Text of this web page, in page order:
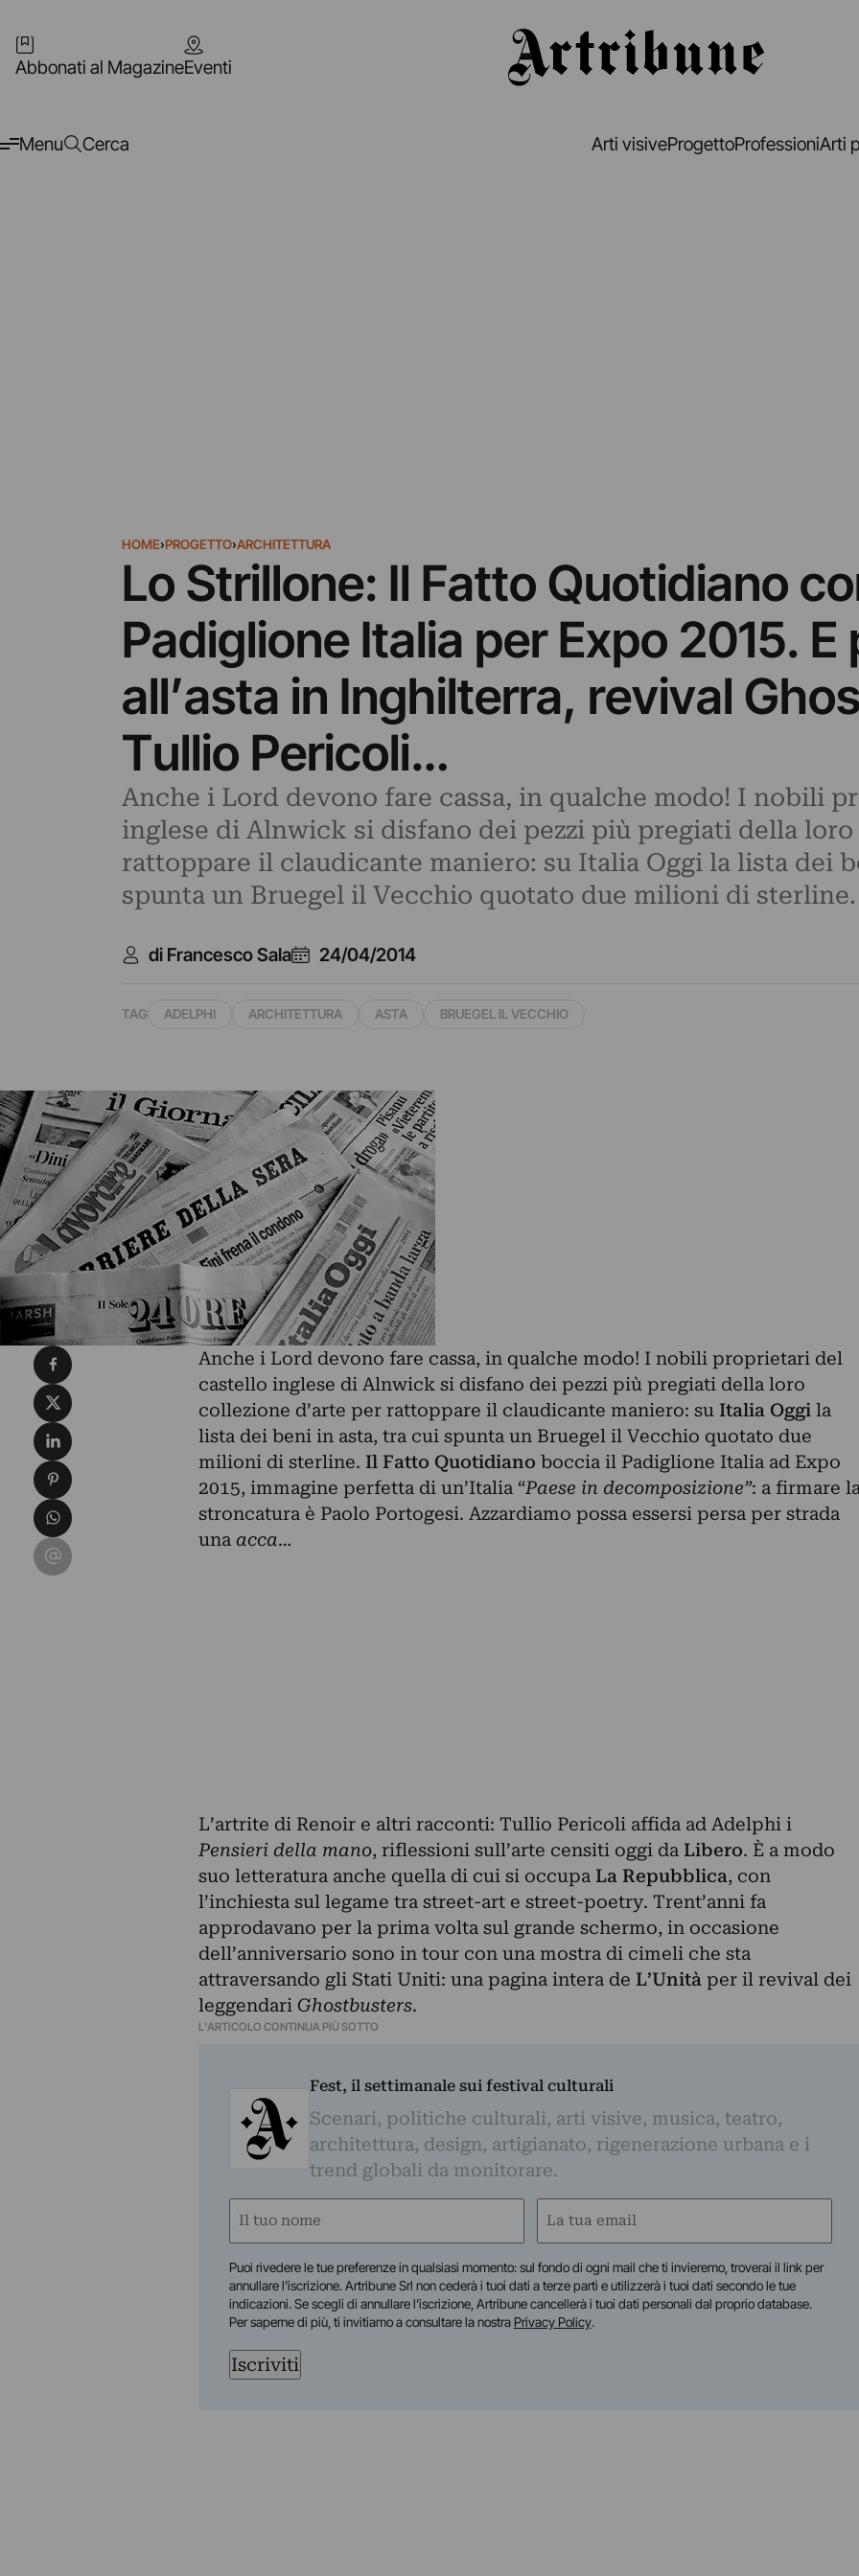
Abbonati al MagazineEventi
Menu Cerca Arti visiveProgettoProfessioniArti
HOME›PROGETTO›ARCHITETTURA
Lo Strillone: Il Fatto Quotidiano
Padiglione Italia per Expo 2015. E
all’asta in Inghilterra, revival
Tullio Pericoli…
Anche i Lord devono fare cassa, in qualche modo! I nobili
inglese di Alnwick si disfano dei pezzi più pregiati della loro
rattoppare il claudicante maniero: su Italia Oggi la lista dei
spunta un Bruegel il Vecchio quotato due milioni di
di Francesco Sala 24/04/2014
TAG ADELPHI ARCHITETTURA ASTA BRUEGEL IL VECCHIO
Anche i Lord devono fare cassa, in qualche modo! I nobili proprietari del
castello inglese di Alnwick si disfano dei pezzi più pregiati della loro
collezione d’arte per rattoppare il claudicante maniero: su Italia Oggi la
lista dei beni in asta, tra cui spunta un Bruegel il Vecchio quotato due
milioni di sterline. Il Fatto Quotidiano boccia il Padiglione Italia ad Expo
2015, immagine perfetta di un’Italia “Paese in decomposizione”: a firmare
stroncatura è Paolo Portogesi. Azzardiamo possa essersi persa per strada
una acca…
L’artrite di Renoir e altri racconti: Tullio Pericoli affida ad Adelphi i
Pensieri della mano, riflessioni sull’arte censiti oggi da Libero. È a modo
suo letteratura anche quella di cui si occupa La Repubblica, con
l’inchiesta sul legame tra street-art e street-poetry. Trent’anni fa
approdavano per la prima volta sul grande schermo, in occasione
dell’anniversario sono in tour con una mostra di cimeli che sta
attraversando gli Stati Uniti: una pagina intera de L’Unità per il revival dei
leggendari Ghostbusters.
L'ARTICOLO CONTINUA PIÙ SOTTO
Fest, il settimanale sui festival culturali
Scenari, politiche culturali, arti visive, musica, teatro,
architettura, design, artigianato, rigenerazione urbana e i
trend globali da monitorare.
Nome
Email
Puoi rivedere le tue preferenze in qualsiasi momento: sul fondo di ogni mail che ti invieremo, troverai il link per
annullare l’iscrizione. Artribune Srl non cederà i tuoi dati a terze parti e utilizzerà i tuoi dati secondo le tue
indicazioni. Se scegli di annullare l’iscrizione, Artribune cancellerà i tuoi dati personali dal proprio database.
Per saperne di più, ti invitiamo a consultare la nostra Privacy Policy.
Iscriviti
Condividi su Facebook
Condividi su X
Condividi su LinkedIn
Condividi su Pinterest
Condividi su WhatsApp
Condividi su Email